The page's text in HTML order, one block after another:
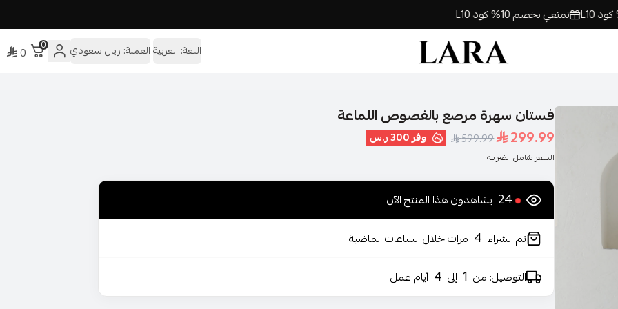
تمتعي بخصم 10% كود L10
لارا | فساتين السهرة اونلاين اللغة: العربيةالعملة: ريال سعودي 0
0
فستان سهرة مرصع بالفصوص اللماعة
299.99
599.99 وفر300 ر.س
السعر شامل الضريبه
24 يشاهدون هذا المنتج الآن
تم الشراء 4 مرات خلال الساعات الماضية
التوصيل: من 1 إلى 4 أيام عمل